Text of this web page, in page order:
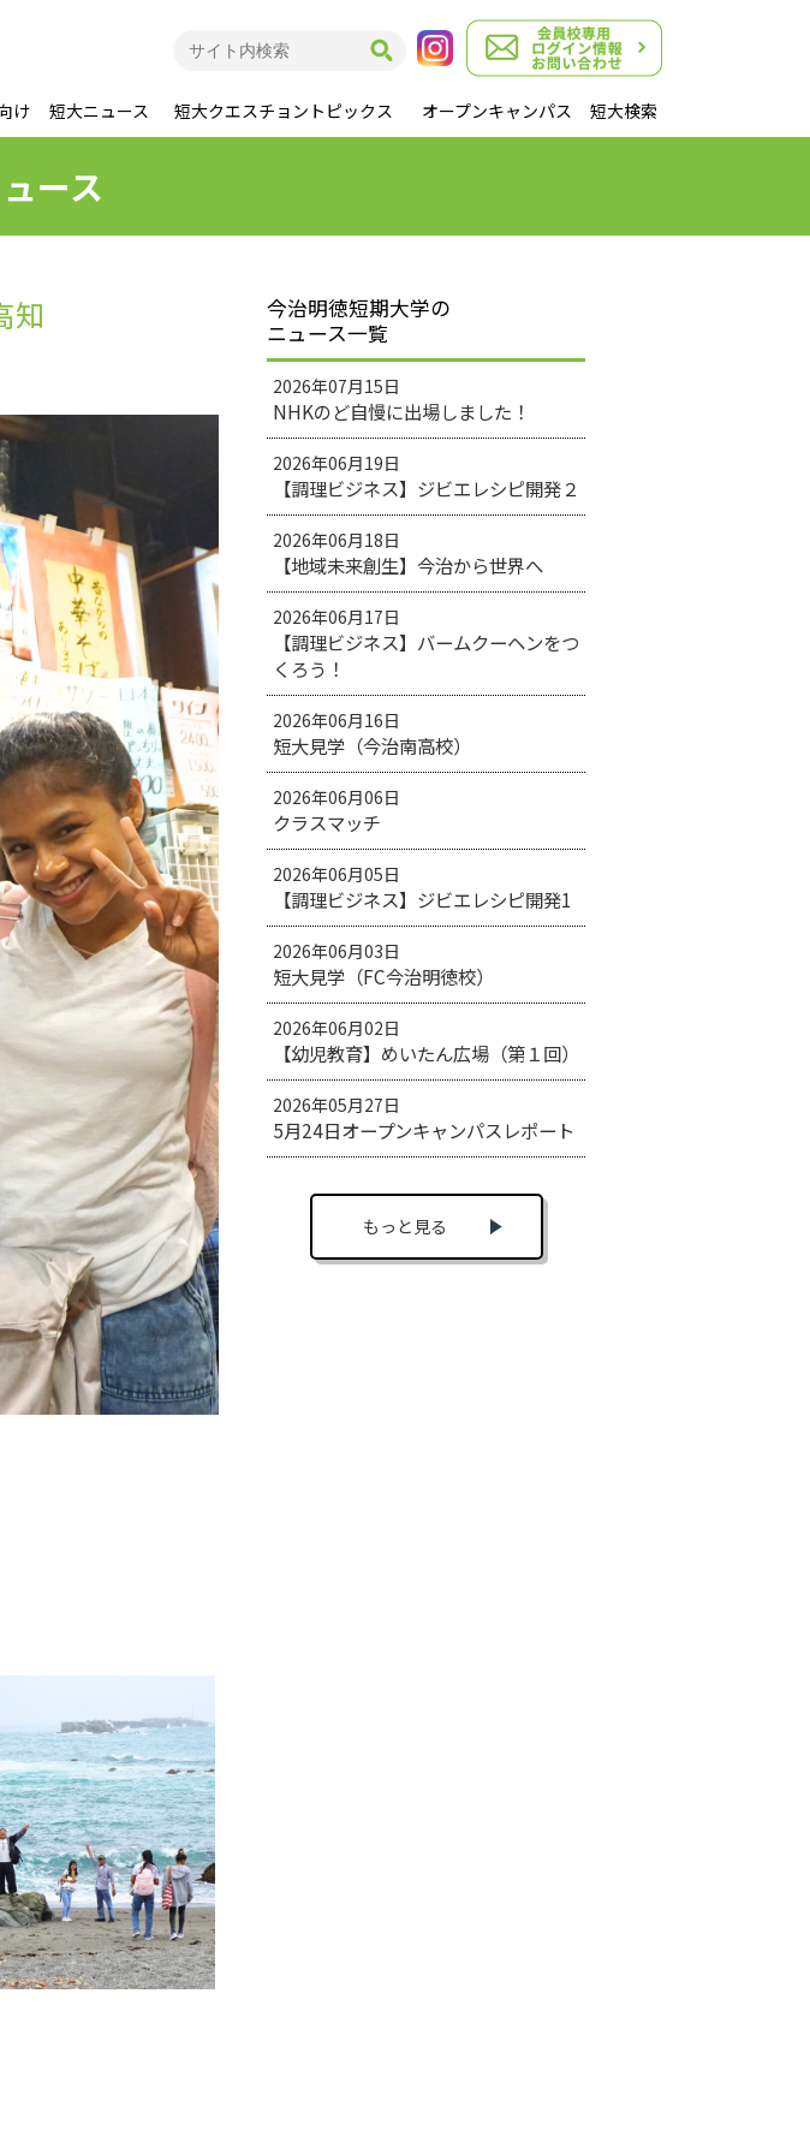
け 短大ニュース 短大クエスチョントピックス オープンキャンパス 短大検索
ース
知
今治明徳短期大学の
ニュース一覧
2026年07月15日
NHKのど自慢に出場しました！
2026年06月19日
【調理ビジネス】ジビエレシピ開発２
2026年06月18日
【地域未来創生】今治から世界へ
2026年06月17日
【調理ビジネス】バームクーヘンをつ
くろう！
2026年06月16日
短大見学（今治南高校）
2026年06月06日
クラスマッチ
2026年06月05日
【調理ビジネス】ジビエレシピ開発1
2026年06月03日
短大見学（FC今治明徳校）
2026年06月02日
【幼児教育】めいたん広場（第１回）
2026年05月27日
5月24日オープンキャンパスレポート
もっと見る